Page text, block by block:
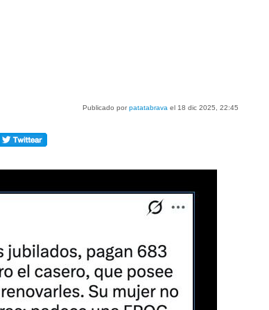
Publicado porpatatabrava el 18 dic 2025, 22:45